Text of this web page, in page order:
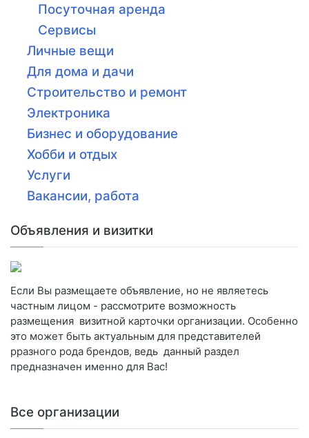
Посуточная аренда
Сервисы
Личные вещи
Для дома и дачи
Строительство и ремонт
Электроника
Бизнес и оборудование
Хобби и отдых
Услуги
Вакансии, работа
Объявления и визитки
Если Вы размещаете объявление, но не являетесь
частным лицом - рассмотрите возможность
размещения визитной карточки организации. Особенно
это может быть актуальным для представителей
рразного рода брендов, ведь данный раздел
предназначен именно для Вас!
Все организации